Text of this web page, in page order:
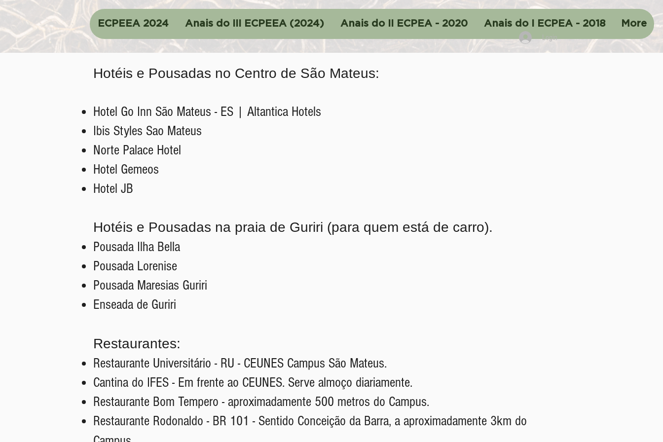
ECPEEA 2024 Anais do III ECPEEA (2024) Anais do II ECPEA - 2020 Anais do I ECPEA - 2018 More
Login
Hotéis e Pousadas no Centro de São Mateus:
Hotel Go Inn São Mateus - ES | Altantica Hotels
Ibis Styles Sao Mateus
Norte Palace Hotel
Hotel Gemeos
Hotel JB
Hotéis e Pousadas na praia de Guriri (para quem está de carro).
Pousada Ilha Bella
Pousada Lorenise
Pousada Maresias Guriri
Enseada de Guriri
Restaurantes:
Restaurante Universitário - RU - CEUNES Campus São Mateus.
Cantina do IFES - Em frente ao CEUNES. Serve almoço diariamente.
Restaurante Bom Tempero - aproximadamente 500 metros do Campus.
Restaurante Rodonaldo - BR 101 - Sentido Conceição da Barra, a aproximadamente 3km do